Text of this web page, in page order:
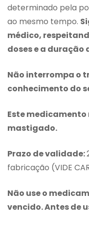
determinado pela
ao mesmo tempo.
médico,
doses e a
Não interrompa o
conhecimento do
Este
mastigado.
Prazo de validade:
fabricação (VIDE
Não use o
vencido. Antes de